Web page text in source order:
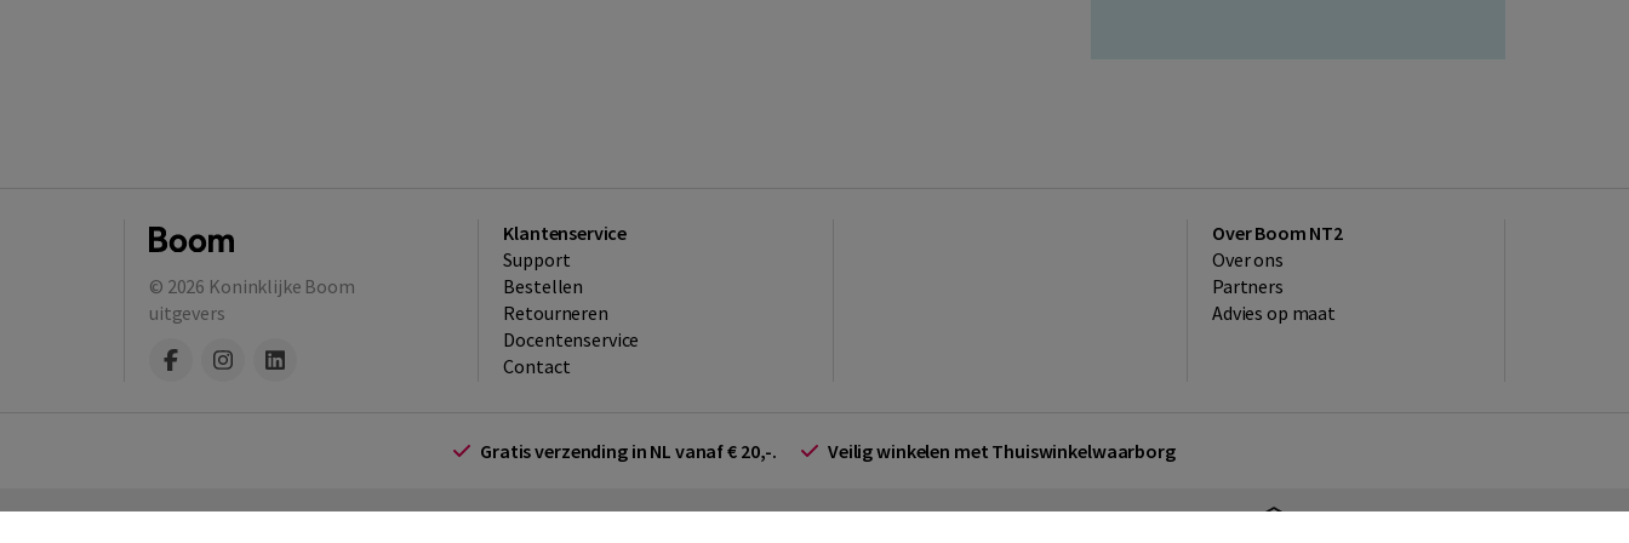
© 2026 Koninklijke Boom
uitgevers
Klantenservice
Support
Bestellen
​Retourneren
Docentenservice
Contact
Over Boom NT2
Over ons
Partners
Advies op maat
Gratis verzending in NL vanaf € 20,-. Veilig winkelen met Thuiswinkelwaarborg